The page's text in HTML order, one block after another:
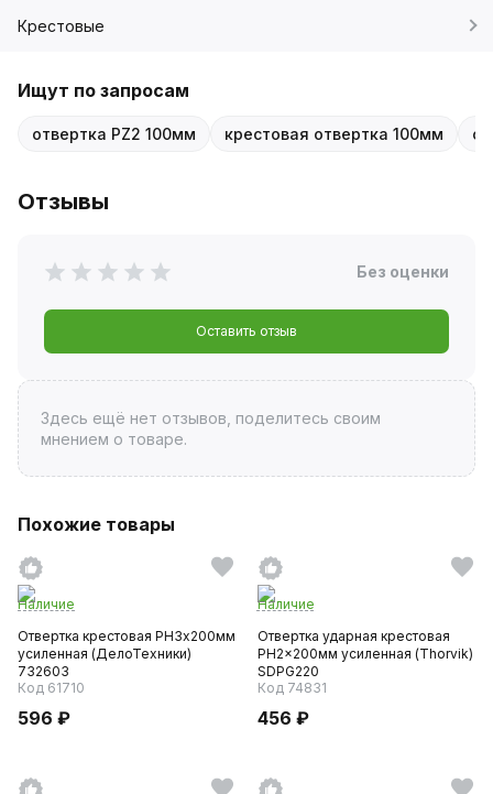
Крестовые
Ищут по запросам
отвертка PZ2 100мм крестовая отвертка 100мм
Отзывы
Без оценки
Оставить отзыв
Здесь ещё нет отзывов, поделитесь своим
мнением о товаре.
Похожие товары
Наличие
Отвертка крестовая PH3х200мм
усиленная (ДелоТехники)
732603
Код 61710
596 ₽
Наличие
Отвертка ударная крестовая
PH2x200мм усиленная (Thorvik)
SDPG220
Код 74831
456 ₽